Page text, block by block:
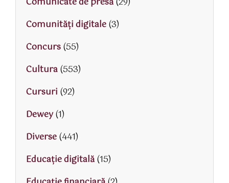
Comunități digitale(3)
Concurs(55)
Cultura(553)
Cursuri (92)
Dewey(1)
Diverse(441)
Educaţie digitală(15)